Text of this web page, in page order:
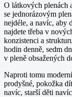
O látkových plenách
se jednorázovým
nejdéle, a navíc, aby
najdete třeba v
konzistenci a
hodin denně, sedm
v pleně obsažených
Naproti tomu
prodyšné, pokožka
navíc, starší děti